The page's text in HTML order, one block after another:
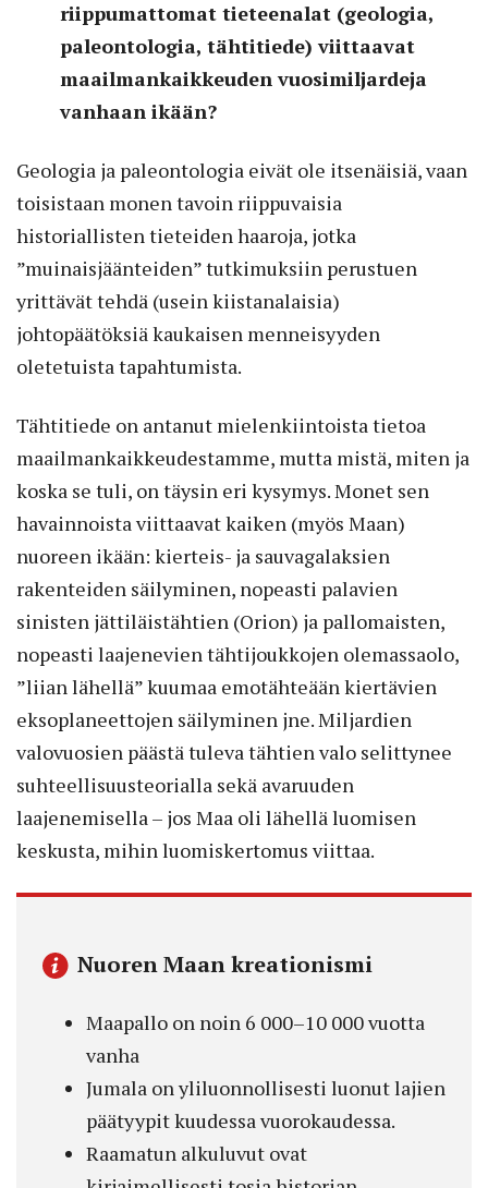
riippumattomat tieteenalat (geologia,
paleontologia, tähtitiede) viittaavat
maailmankaikkeuden vuosimiljardeja
vanhaan ikään?
Geologia ja paleontologia eivät ole itsenäisiä, vaan
toisistaan monen tavoin riippuvaisia
historiallisten tieteiden haaroja, jotka
”muinaisjäänteiden” tutkimuksiin perustuen
yrittävät tehdä (usein kiistanalaisia)
johtopäätöksiä kaukaisen menneisyyden
oletetuista tapahtumista.
Tähtitiede on antanut mielenkiintoista tietoa
maailmankaikkeudestamme, mutta mistä, miten ja
koska se tuli, on täysin eri kysymys. Monet sen
havainnoista viittaavat kaiken (myös Maan)
nuoreen ikään: kierteis- ja sauvagalaksien
rakenteiden säilyminen, nopeasti palavien
sinisten jättiläistähtien (Orion) ja pallomaisten,
nopeasti laajenevien tähtijoukkojen olemassaolo,
”liian lähellä” kuumaa emotähteään kiertävien
eksoplaneettojen säilyminen jne. Miljardien
valovuosien päästä tuleva tähtien valo selittynee
suhteellisuusteorialla sekä avaruuden
laajenemisella – jos Maa oli lähellä luomisen
keskusta, mihin luomiskertomus viittaa.
Nuoren Maan kreationismi
Maapallo on noin 6 000–10 000 vuotta
vanha
Jumala on yliluonnollisesti luonut lajien
päätyypit kuudessa vuorokaudessa.
Raamatun alkuluvut ovat